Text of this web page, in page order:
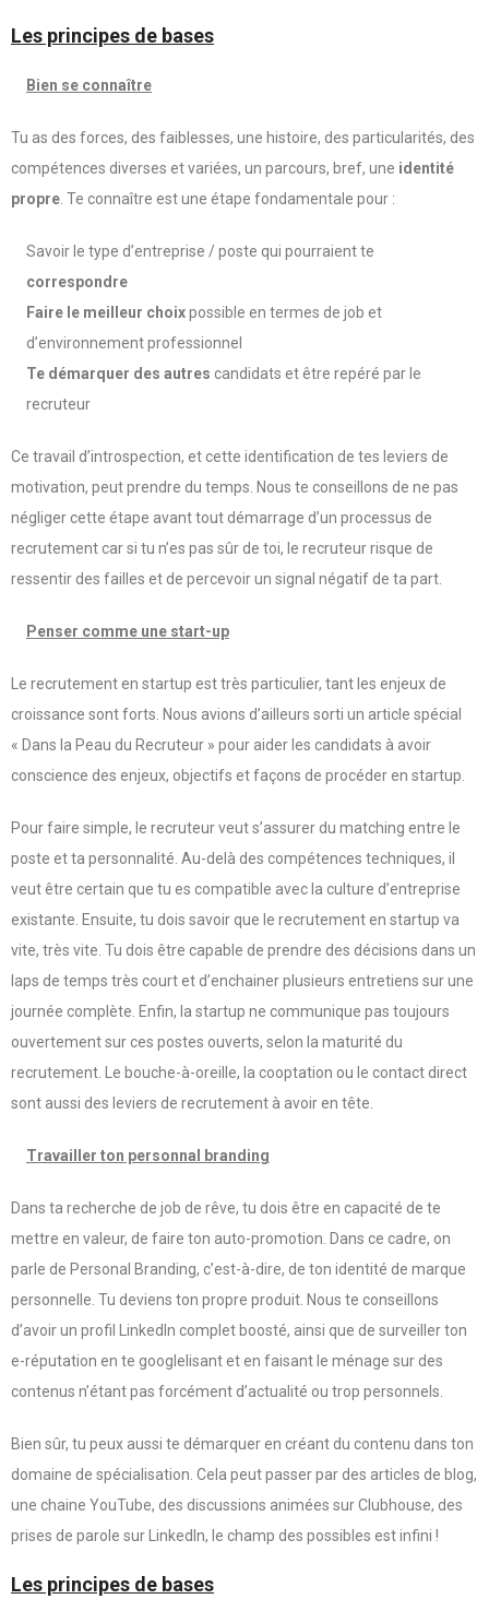
Les principes de bases
Bien se connaître
Tu as des forces, des faiblesses, une histoire, des particularités, des
compétences diverses et variées, un parcours, bref, une identité
propre . Te connaître est une étape fondamentale pour :
Savoir le type d’entreprise / poste qui pourraient te
correspondre
Faire le meilleur choixpossible en termes de job et
d’environnement professionnel
Te démarquer des autres candidats et être repéré par le
recruteur
Ce travail d’introspection, et cette identification de tes leviers de
motivation, peut prendre du temps. Nous te conseillons de ne pas
négliger cette étape avant tout démarrage d’un processus de
recrutement car si tu n’es pas sûr de toi, le recruteur risque de
ressentir des failles et de percevoir un signal négatif de ta part.
Penser comme une start-up
Le recrutement en startup est très particulier, tant les enjeux de
croissance sont forts. Nous avions d’ailleurs sorti un article spécial
« Dans la Peau du Recruteur » pour aider les candidats à avoir
conscience des enjeux, objectifs et façons de procéder en startup.
Pour faire simple, le recruteur veut s’assurer du matching entre le
poste et ta personnalité. Au-delà des compétences techniques, il
veut être certain que tu es compatible avec la culture d’entreprise
existante. Ensuite, tu dois savoir que le recrutement en startup va
vite, très vite. Tu dois être capable de prendre des décisions dans un
laps de temps très court et d’enchainer plusieurs entretiens sur une
journée complète. Enfin, la startup ne communique pas toujours
ouvertement sur ces postes ouverts, selon la maturité du
recrutement. Le bouche-à-oreille, la cooptation ou le contact direct
sont aussi des leviers de recrutement à avoir en tête.
Travailler ton personnal branding
Dans ta recherche de job de rêve, tu dois être en capacité de te
mettre en valeur, de faire ton auto-promotion. Dans ce cadre, on
parle de Personal Branding, c’est-à-dire, de ton identité de marque
personnelle. Tu deviens ton propre produit. Nous te conseillons
d’avoir un profil LinkedIn complet boosté, ainsi que de surveiller ton
e-réputation en te googlelisant et en faisant le ménage sur des
contenus n’étant pas forcément d’actualité ou trop personnels.
Bien sûr, tu peux aussi te démarquer en créant du contenu dans ton
domaine de spécialisation. Cela peut passer par des articles de blog,
une chaine YouTube, des discussions animées sur Clubhouse, des
prises de parole sur LinkedIn, le champ des possibles est infini !
Les principes de bases